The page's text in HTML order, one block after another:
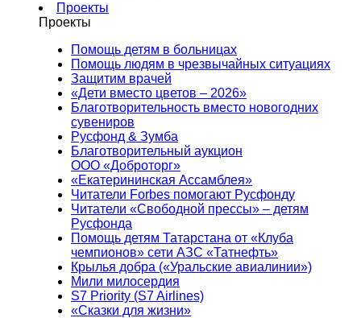
Проекты
Проекты
Помощь детям в больницах
Помощь людям в чрезвычайных ситуациях
Защитим врачей
«Дети вместо цветов – 2026»
Благотворительность вместо новогодних
сувениров
Русфонд & Зумба
Благотворительный аукцион
ООО «Доброторг»
«Екатерининская Ассамблея»
Читатели Forbes помогают Русфонду
Читатели «Свободной прессы» – детям
Русфонда
Помощь детям Татарстана от «Клуба
чемпионов» сети АЗС «Татнефть»
Крылья добра («Уральские авиалинии»)
Мили милосердия
S7 Priority (S7 Airlines)
«Сказки для жизни»